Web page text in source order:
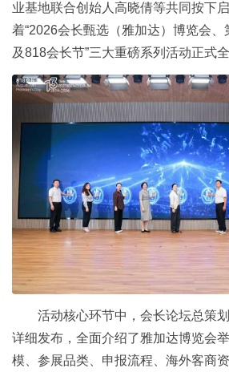
业基地联合创始人高晓倩等共同按下
着“2026会长甄选（雅加达）博览会、
及818会长节”三大重磅系列活动正式全
活动核心环节中，会长论坛总策
详细发布，全面介绍了雅加达博览会
模、参展品类、申报流程、海外客商